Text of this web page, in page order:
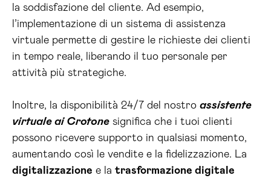
la soddisfazione del cliente. Ad esempio,
l’implementazione di un sistema di assistenza
virtuale permette di gestire le richieste dei clienti
in tempo reale, liberando il tuo personale per
attività più strategiche.
Inoltre, la disponibilità 24/7 del nostro assistente
virtuale ai Crotone significa che i tuoi clienti
possono ricevere supporto in qualsiasi momento,
aumentando così le vendite e la fidelizzazione. La
digitalizzazione e la trasformazione digitale